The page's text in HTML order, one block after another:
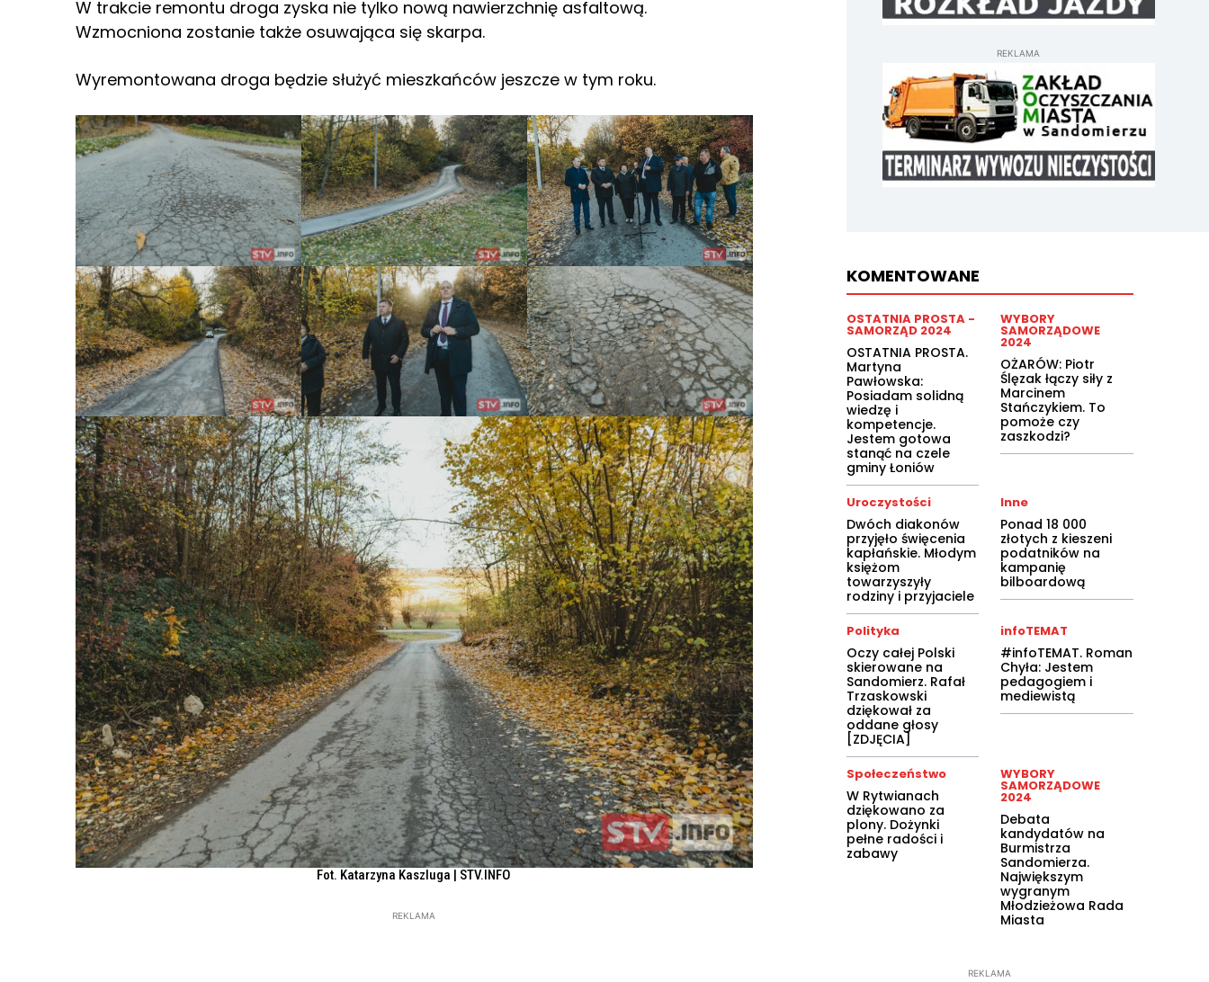
W trakcie remontu droga zyska nie tylko nową nawierzchnię asfaltową.
Wzmocniona zostanie także osuwająca się skarpa.
Wyremontowana droga będzie służyć mieszkańców jeszcze w tym roku.
Fot. Katarzyna Kaszluga | STV.INFO
REKLAMA
REKLAMA
KOMENTOWANE
OSTATNIA PROSTA -
SAMORZĄD 2024
OSTATNIA PROSTA.
Martyna
Pawłowska:
Posiadam solidną
wiedzę i
kompetencje.
Jestem gotowa
stanąć na czele
gminy Łoniów
WYBORY
SAMORZĄDOWE
2024
OŻARÓW: Piotr
Ślęzak łączy siły z
Marcinem
Stańczykiem. To
pomoże czy
zaszkodzi?
Uroczystości
Dwóch diakonów
przyjęło święcenia
kapłańskie. Młodym
księżom
towarzyszyły
rodziny i przyjaciele
Inne
Ponad 18 000
złotych z kieszeni
podatników na
kampanię
bilboardową
Polityka
Oczy całej Polski
skierowane na
Sandomierz. Rafał
Trzaskowski
dziękował za
oddane głosy
[ZDJĘCIA]
infoTEMAT
#infoTEMAT. Roman
Chyła: Jestem
pedagogiem i
mediewistą
Społeczeństwo
W Rytwianach
dziękowano za
plony. Dożynki
pełne radości i
zabawy
WYBORY
SAMORZĄDOWE
2024
Debata
kandydatów na
Burmistrza
Sandomierza.
Największym
wygranym
Młodzieżowa Rada
Miasta
REKLAMA